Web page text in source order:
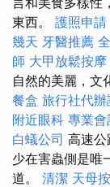
東西。 護照申請
幾天 牙醫推薦
師 大甲放鬆按摩
自然的美麗，文
餐盒 旅行社代辦
附近眼科 專業會
白蟻公司 高速
少在害蟲側是唯
道。 清潔 天母